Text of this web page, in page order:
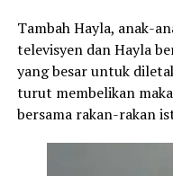
Tambah Hayla, anak-
televisyen dan Hayla
yang besar untuk
turut membelikan
bersama rakan-rakan